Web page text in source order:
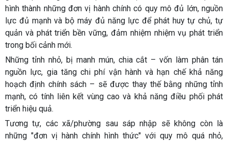
hình thành những đơn vị hành chính có quy mô đủ lớn, nguồn
lực đủ mạnh và bộ máy đủ năng lực để phát huy tự chủ, tự
quản và phát triển bền vững, đảm nhiệm nhiệm vụ phát triển
trong bối cảnh mới.
Những tỉnh nhỏ, bị manh mún, chia cắt – vốn làm phân tán
nguồn lực, gia tăng chi phí vận hành và hạn chế khả năng
hoạch định chính sách – sẽ được thay thế bằng những tỉnh
mạnh, có tính liên kết vùng cao và khả năng điều phối phát
triển hiệu quả.
Tương tự, các xã/phường sau sáp nhập sẽ không còn là
những "đơn vị hành chính hình thức" với quy mô quá nhỏ,